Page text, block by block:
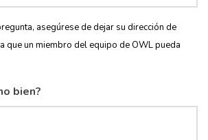
asegúrese de dejar su dirección de
que un miembro del equipo de OWL pueda
bien?